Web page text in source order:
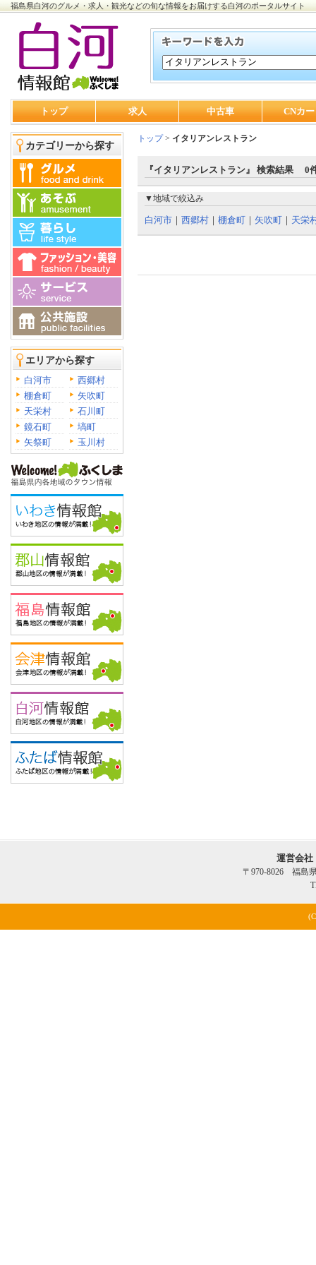
福島県白河のグルメ・求人・観光などの旬な情報をお届けする白河のポータルサイト
トップ 求人 中古車 CNカ
カテゴリーから探す
エリアから探す
白河市
西郷村
棚倉町
矢吹町
天栄村
石川町
鏡石町
塙町
矢祭町
玉川村
トップ> イタリアンレストラン
『イタリアンレストラン』 検索結果 0
▼地域で絞込み
白河市 ｜ 西郷村 ｜ 棚倉町 ｜ 矢吹町 ｜ 天栄
運営会
〒970-8026 福島